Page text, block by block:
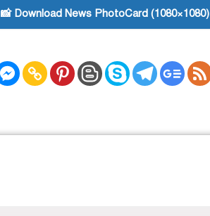
📸 Download News PhotoCard (1080×1080)